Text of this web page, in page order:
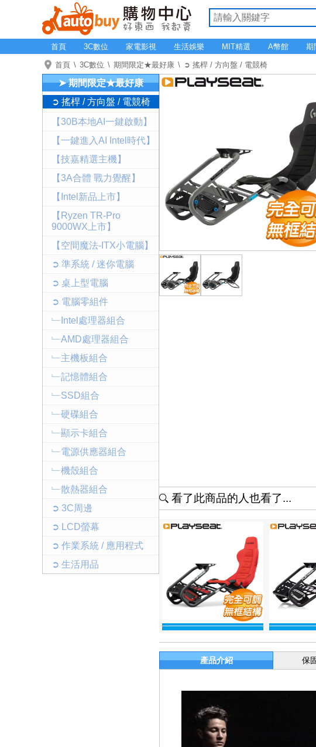
首頁 3C數位 家電影視 生活娛樂 MIT精選 A幣館 期
首頁 3C數位 期間限定★最好康 ➲ 搖桿 / 方向盤 / 電競椅
看了此商品的人也看了...
產品介紹 保
➤ 期間限定★最好康
➲ 搖桿 / 方向盤 / 電競椅
【30B本地AI一鍵啟動】
【一鍵進入AI Intel時代】
【技嘉精選主機】
【3A合體 戰力覺醒】
【Intel新品上市】
【Ryzen TR-Pro
9000WX上市】
【空間魔法-ITX小電腦】
➲ 準系統 / 迷你電腦
➲ 桌上型電腦
➲ 電腦零組件
﹂Intel處理器組合
﹂AMD處理器組合
﹂主機板組合
﹂記憶體組合
﹂SSD組合
﹂硬碟組合
﹂顯示卡組合
﹂電源供應器組合
﹂機殼組合
﹂散熱器組合
➲ 3C周邊
➲ LCD螢幕
➲ 作業系統 / 應用程式
➲ 生活用品